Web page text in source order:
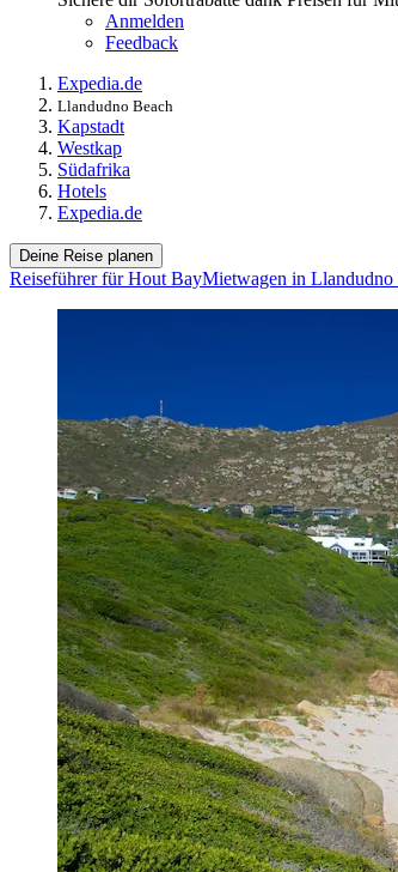
Anmelden
Feedback
Expedia.de
Llandudno Beach
Kapstadt
Westkap
Südafrika
Hotels
Expedia.de
Deine Reise planen
Reiseführer für Hout BayMietwagen in Llandudno